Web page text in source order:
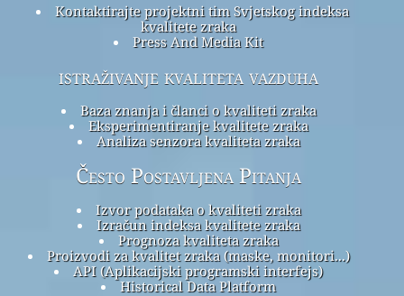
Kontaktirajte projektni tim Svjetskog indeksa
kvalitete zraka
Press And Media Kit
istraživanje kvaliteta vazduha
Baza znanja i članci o kvaliteti zraka
Eksperimentiranje kvalitete zraka
Analiza senzora kvaliteta zraka
Često Postavljena Pitanja
Izvor podataka o kvaliteti zraka
Izračun indeksa kvalitete zraka
Prognoza kvaliteta zraka
Proizvodi za kvalitet zraka (maske, monitori...)
API (Aplikacijski programski interfejs)
Historical Data Platform